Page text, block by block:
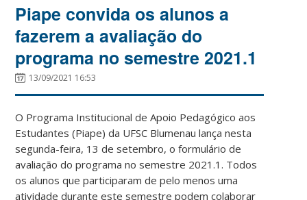
Piape convida os alunos a
fazerem a avaliação do
programa no semestre 2021.1
13/09/2021 16:53
O Programa Institucional de Apoio Pedagógico aos
Estudantes (Piape) da UFSC Blumenau lança nesta
segunda-feira, 13 de setembro, o formulário de
avaliação do programa no semestre 2021.1. Todos
os alunos que participaram de pelo menos uma
atividade durante este semestre podem colaborar